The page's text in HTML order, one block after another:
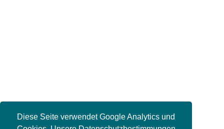
Diese Seite verwendet Google Analytics und